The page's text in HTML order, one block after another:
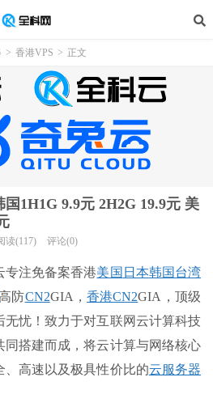
> 香港VPS > 正文
1H1G 9.9元 2H2G 19.9元 美
读(117) 评论(0)
专注免备案香港美国 日本韩国 台湾
防CN2GIA， 香港CN2GIA，顶级
无忧！致力于对互联网云计算科技
同搭建而成，将云计算与网络核心
高速以及极具性价比的云服务器